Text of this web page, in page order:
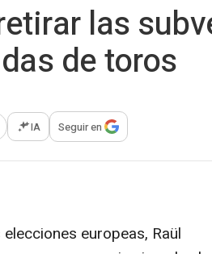
las
de toros
opciones para compartir
IA Seguir en
europeas, Raül